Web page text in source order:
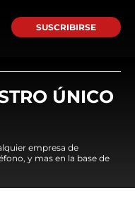
SUSCRIBIRSE
ÚNICO
empresa de
y mas en la base de